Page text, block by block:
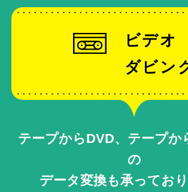
ビデオ
ダビン
テープからDVD、テープか
の
データ変換も承っており